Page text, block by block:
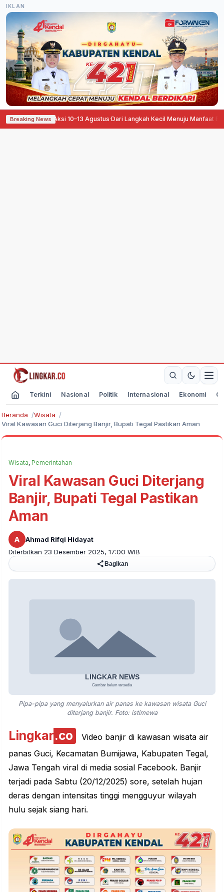
IKLAN
Breaking News
Aksi 10–13 Agustus·Dari Langkah Kecil Menuju Manfaat Besar,
Terkini Nasional Politik Internasional Ekonomi
Beranda
Wisata
Viral Kawasan Guci Diterjang Banjir, Bupati Tegal Pastikan Aman
Wisata, Pemerintahan
Viral Kawasan Guci Diterjang
Banjir, Bupati Tegal Pastikan
Aman
A
Ahmad Rifqi Hidayat
Diterbitkan 23 Desember 2025, 17:00 WIB
Bagikan
Pipa-pipa yang menyalurkan air panas ke kawasan wisata Guci
diterjang banjir. Foto: istimewa
Lingkar.co
Video banjir di kawasan wisata air
panas Guci, Kecamatan Bumijawa, Kabupaten Tegal,
Jawa Tengah viral di media sosial Facebook. Banjir
terjadi pada Sabtu (20/12/2025) sore, setelah hujan
deras dengan intensitas tinggi mengguyur wilayah
hulu sejak siang hari.